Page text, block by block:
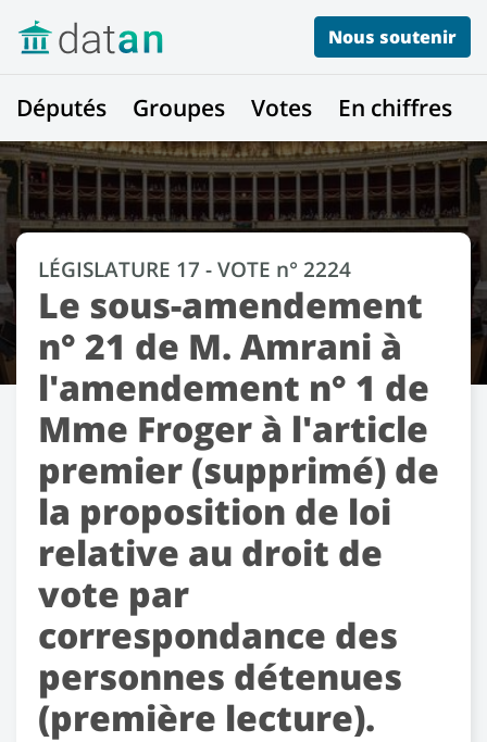
Nous soutenir
Députés Groupes Votes En chiffres
LÉGISLATURE 17 - VOTE n° 2224
Le sous-amendement
n° 21 de M. Amrani à
l'amendement n° 1 de
Mme Froger à l'article
premier (supprimé) de
la proposition de loi
relative au droit de
vote par
correspondance des
personnes détenues
(première lecture).